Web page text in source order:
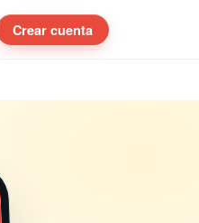
Crear cuenta